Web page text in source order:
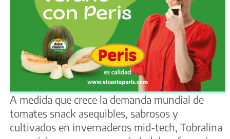
A medida que crece la demanda mundial de
tomates snack asequibles, sabrosos y
cultivados en invernaderos mid-tech, Tobralina